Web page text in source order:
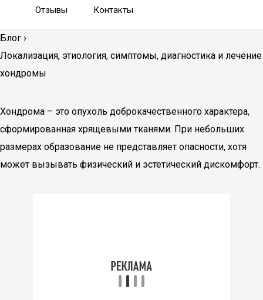
Отзывы Контакты
Блог ›
Локализация, этиология, симптомы, диагностика и лечение
хондромы
Хондрома – это опухоль доброкачественного характера,
сформированная хрящевыми тканями. При небольших
размерах образование не представляет опасности, хотя
может вызывать физический и эстетический дискомфорт.